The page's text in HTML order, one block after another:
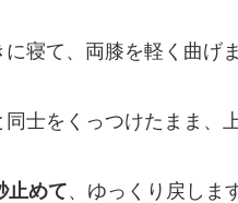
に寝て、両膝を軽く曲げま
同士をくっつけたまま、
止めて、ゆっくり戻しま